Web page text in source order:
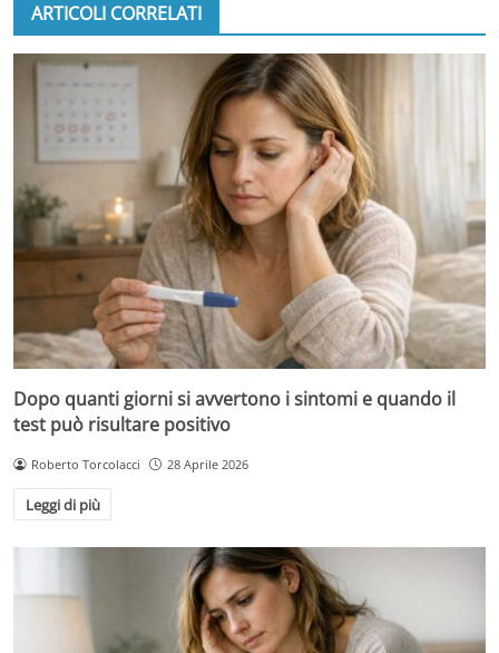
ARTICOLI CORRELATI
Dopo quanti giorni si avvertono i sintomi e quando il
test può risultare positivo
Roberto Torcolacci 28 Aprile 2026
Leggi di più